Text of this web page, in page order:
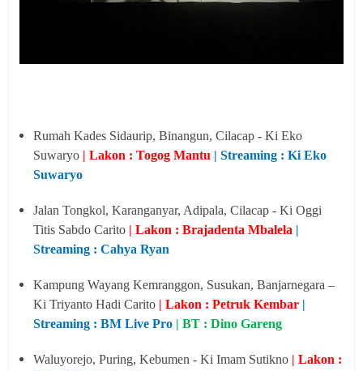
Rumah Kades Sidaurip, Binangun, Cilacap - Ki Eko
Suwaryo | Lakon : Togog Mantu | Streaming : Ki Eko
Suwaryo
Jalan Tongkol, Karanganyar, Adipala, Cilacap - Ki Oggi
Titis Sabdo Carito | Lakon : Brajadenta Mbalela |
Streaming : Cahya Ryan
Kampung Wayang Kemranggon, Susukan, Banjarnegara –
Ki Triyanto Hadi Carito | Lakon : Petruk Kembar |
Streaming : BM Live Pro | BT : Dino Gareng
Waluyorejo, Puring, Kebumen - Ki Imam Sutikno | Lakon :